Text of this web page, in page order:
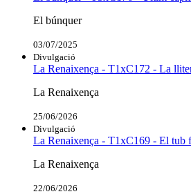
El búnquer
03/07/2025
Divulgació
La Renaixença - T1xC172 - La
La Renaixença
25/06/2026
Divulgació
La Renaixença - T1xC169 - El tub
La Renaixença
22/06/2026